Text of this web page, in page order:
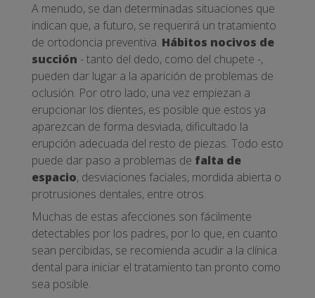
A menudo, se dan determinadas situaciones que
indican que, a futuro, se requerirá un tratamiento
de ortodoncia preventiva. Hábitos nocivos de
succión - tanto del dedo, como del chupete -,
pueden dar lugar a la aparición de problemas de
oclusión. Por otro lado, una vez empiezan a
erupcionar los dientes, es posible que estos ya
aparezcan de forma desviada, dificultado la
erupción adecuada del resto de piezas. Todo esto
puede dar paso a problemas de falta de
espacio, desviaciones faciales, mordida abierta o
protrusiones dentales, entre otros.
Muchas de estas afecciones son fácilmente
detectables por los padres, por lo que, en cuanto
sean percibidas, se recomienda acudir a la clínica
dental para iniciar el tratamiento tan pronto como
sea posible.